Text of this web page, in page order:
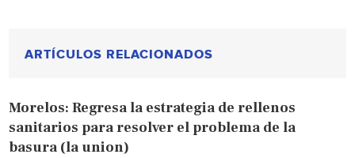
ARTÍCULOS RELACIONADOS
Morelos: Regresa la estrategia de rellenos
sanitarios para resolver el problema de la
basura (la union)